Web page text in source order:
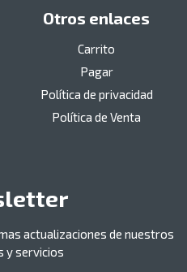
Otros enlaces
Carrito
Pagar
Política de privacidad
Política de Venta
actualizaciones de nuestros
y servicios